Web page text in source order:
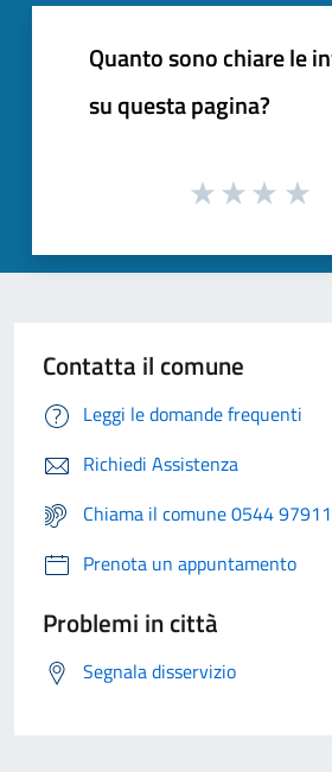
Quanto sono chiare le
su questa pagina?
Contatta il comune
Leggi le domande frequenti
Richiedi Assistenza
Chiama il comune 0544
Prenota un appuntamento
Problemi in città
Segnala disservizio